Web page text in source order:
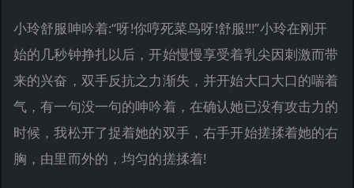
小玲舒服呻吟着:“呀!你哼死菜鸟呀!舒服!!!”小玲在刚开
始的几秒钟挣扎以后，开始慢慢享受着乳尖因刺激而带
来的兴奋，双手反抗之力渐失，并开始大口大口的喘着
气，有一句没一句的呻吟着，在确认她已没有攻击力的
时候，我松开了捉着她的双手，右手开始搓揉着她的右
胸，由里而外的，均匀的搓揉着!